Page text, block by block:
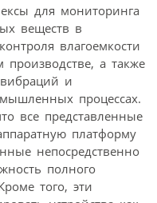
для мониторинга
веществ в
влагоемкости
производстве, а также
и
процессах.
все представленные
платформу
непосредственно
полного
того, эти